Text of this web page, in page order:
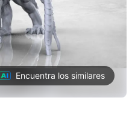
Encuentra los similares